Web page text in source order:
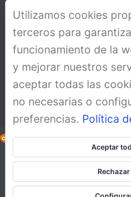
Copyright All Rights
Aviso Legal
Política de
Utilizamos cookies
terceros para
funcionamiento de la
y mejorar nuestros
aceptar todas las
no necesarias o
preferencias. Política
Aceptar
Rechazar